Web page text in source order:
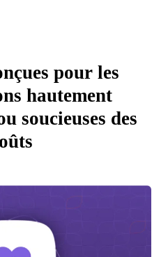
pour les
hautement
soucieuses des